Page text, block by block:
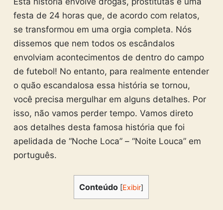
festa de 24 horas que, de acordo com relatos,
se transformou em uma orgia completa. Nós
dissemos que nem todos os escândalos
envolviam acontecimentos de dentro do campo
de futebol! No entanto, para realmente entender
o quão escandalosa essa história se tornou,
você precisa mergulhar em alguns detalhes. Por
isso, não vamos perder tempo. Vamos direto
aos detalhes desta famosa história que foi
apelidada de “Noche Loca” – “Noite Louca” em
português.
Conteúdo [Exibir]